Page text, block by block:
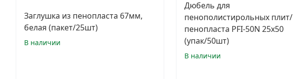
Заглушка из пенопласта 67мм,
белая (пакет/25шт)
В наличии
Дюбель для
пенополистирольных плит/
пенопласта PFI-50N 25x50
(упак/50шт)
В наличии